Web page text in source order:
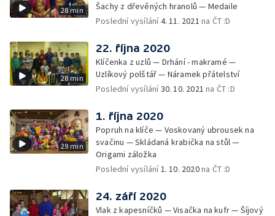
28 min
Šachy z dřevěných hranolů — Medaile
Poslední vysílání4. 11. 2021 na ČT :D
28 min
22. října 2020
Klíčenka z uzlů — Drhání - makramé —
Uzlíkový polštář — Náramek přátelství
Poslední vysílání30. 10. 2021 na ČT :D
29 min
1. října 2020
Popruh na klíče — Voskovaný ubrousek na
svačinu — Skládaná krabička na stůl —
Origami záložka
Poslední vysílání1. 10. 2020na ČT :D
24. září 2020
Vlak z kapesníčků — Visačka na kufr — Šíjový